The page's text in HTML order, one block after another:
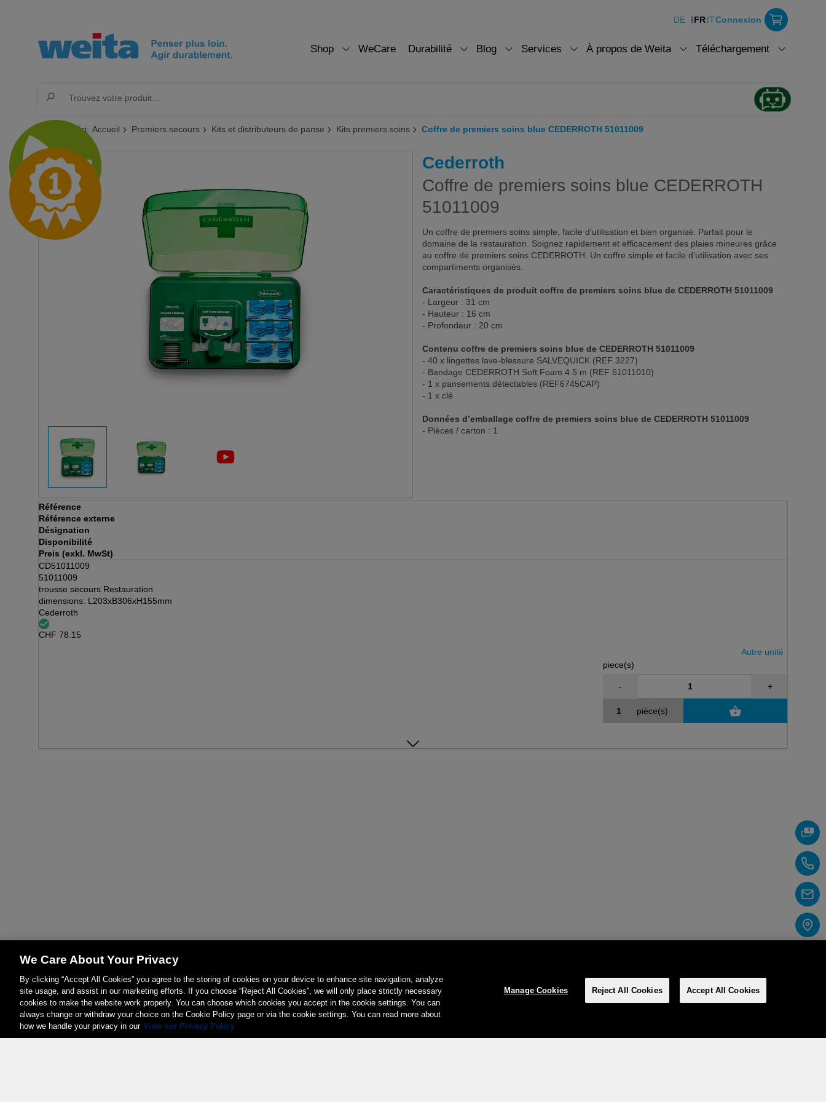
DE FRITConnexion
Shop WeCare Durabilité Blog Services À propos de Weita Téléchargement
Vous êtes ici: Accueil Premiers secours Kits et distributeurs de panse Kits premiers soins Coffre de premiers soins blue CEDERROTH 51011009
Cederroth
Coffre de premiers soins blue CEDERROTH
51011009
Un coffre de premiers soins simple, facile d’utilisation et bien organisé. Parfait pour le
domaine de la restauration. Soignez rapidement et efficacement des plaies mineures grâce
au coffre de premiers soins CEDERROTH. Un coffre simple et facile d’utilisation avec ses
compartiments organisés.
Caractéristiques de produit coffre de premiers soins blue de CEDERROTH 51011009
- Largeur : 31 cm
- Hauteur : 16 cm
- Profondeur : 20 cm
Contenu coffre de premiers soins blue de CEDERROTH 51011009
- 40 x lingettes lave-blessure SALVEQUICK (REF 3227)
- Bandage CEDERROTH Soft Foam 4.5 m (REF 51011010)
- 1 x pansements détectables (REF6745CAP)
- 1 x clé
Données d’emballage coffre de premiers soins blue de CEDERROTH 51011009
- Pièces / carton : 1
Référence
Référence externe
Désignation
Disponibilité
Preis (exkl. MwSt)
CD51011009
51011009
trousse secours Restauration
dimensions: L203xB306xH155mm
Cederroth
CHF 78.15
Autre unité
piece(s)
- +
pièce(s)
We Care About Your Privacy
By clicking “Accept All Cookies” you agree to the storing of cookies on your device to enhance site navigation, analyze
site usage, and assist in our marketing efforts. If you choose “Reject All Cookies”, we will only place strictly necessary
cookies to make the website work properly. You can choose which cookies you accept in the cookie settings. You can
always change or withdraw your choice on the Cookie Policy page or via the cookie settings. You can read more about
how we handle your privacy in our View our Privacy Policy
Manage Cookies Reject All Cookies Accept All Cookies